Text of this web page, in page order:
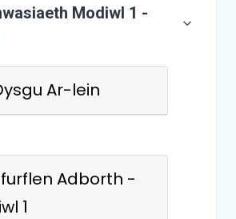
Modiwl 1 -
Ar-lein
Adborth -
1